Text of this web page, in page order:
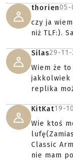
thorien05-
czy ja
niż TLF:).
Silas29-
Wiem że
jakkolwiek
replika
KitKat19-
Wie ktoś
Classic
nie mam